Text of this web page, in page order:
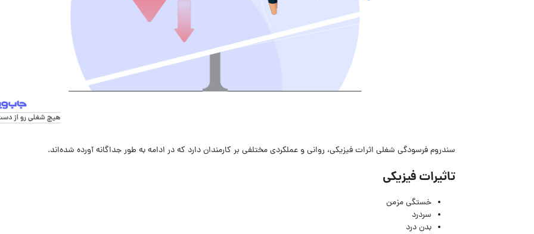
سندروم فرسودگی شغلی اثرات فیزیکی، روانی و عملکردی مختلفی بر کارمندان دارد که در ادامه به طور جداگانه آورده شده‌اند.
تاثیرات فیزیکی
خستگی مزمن
سردرد
بدن درد